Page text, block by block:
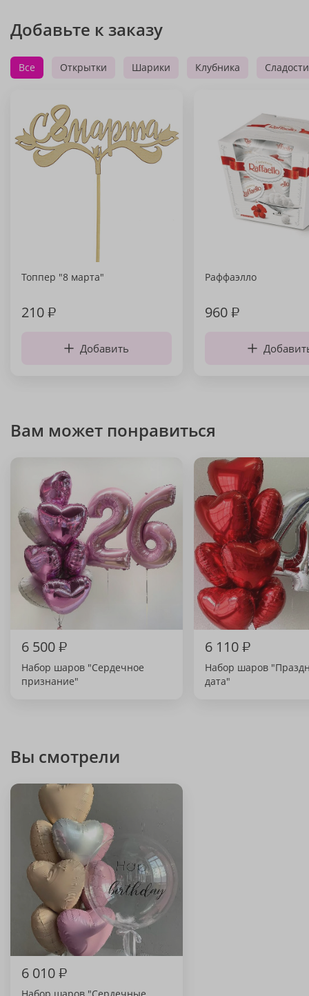
Добавьте к заказу
Все Открытки Шарики Клубника Сладости
Топпер "8 марта"
210₽
Добавить
Раффаэлло
960₽
Вам может понравиться
6 500₽
Набор шаров "Сердечное
признание"
6 110₽
Набор шаров
дата"
Вы смотрели
6 010₽